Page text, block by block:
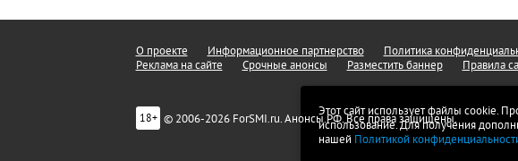
Этот сайт использует файлы cookie.
использование. Для получения
нашей Политикой
О проекте Информационное партнерство Политика
Реклама на сайте
Срочные анонсы Разместить баннер Правила
18+ © 2006-2026 ForSMI.ru. Анонсы.РФ. Все права защищены.